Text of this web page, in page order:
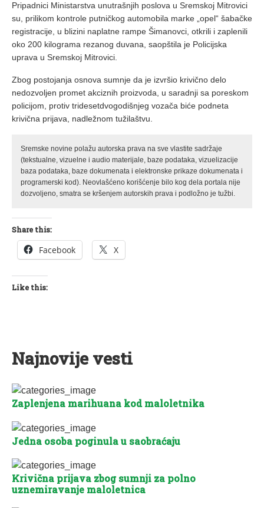
Pripadnici Ministarstva unutrašnjih poslova u Sremskoj Mitrovici
su, prilikom kontrole putničkog automobila marke „opel“ šabačke
registracije, u blizini naplatne rampe Šimanovci, otkrili i zaplenili
oko 200 kilograma rezanog duvana, saopštila je Policijska
uprava u Sremskoj Mitrovici.
Zbog postojanja osnova sumnje da je izvršio krivično delo
nedozvoljen promet akciznih proizvoda, u saradnji sa poreskom
policijom, protiv tridesetdvogodišnjeg vozača biće podneta
krivična prijava, nadležnom tužilaštvu.
Sremske novine polažu autorska prava na sve vlastite sadržaje
(tekstualne, vizuelne i audio materijale, baze podataka, vizuelizacije
baza podataka, baze dokumenata i elektronske prikaze dokumenata i
programerski kod). Neovlašćeno korišćenje bilo kog dela portala nije
dozvoljeno, smatra se kršenjem autorskih prava i podložno je tužbi.
Share this:
Facebook X
Like this:
Najnovije vesti
Zaplenjena marihuana kod maloletnika
Jedna osoba poginula u saobraćaju
Krivična prijava zbog sumnji za polno
uznemiravanje maloletnica